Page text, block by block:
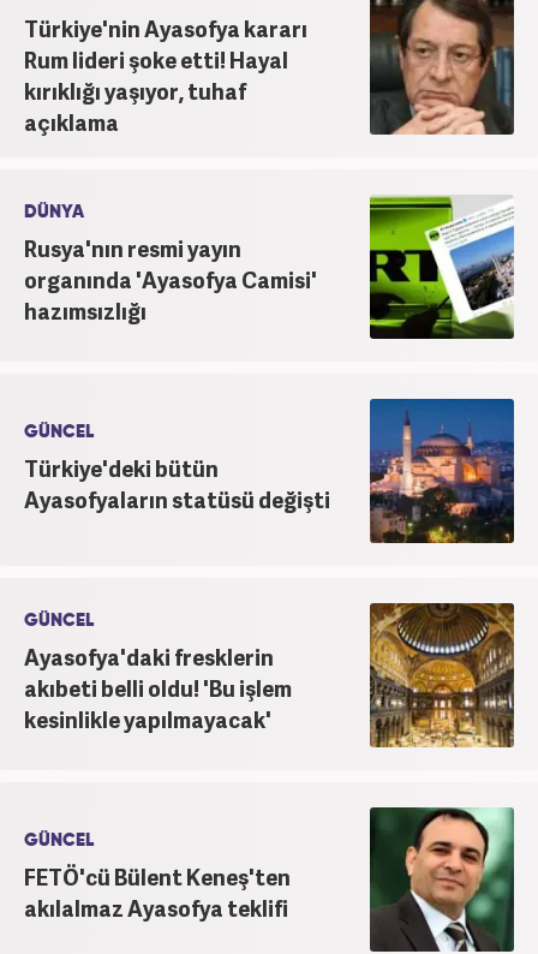
Türkiye'nin Ayasofya kararı
Rum lideri şoke etti! Hayal
kırıklığı yaşıyor, tuhaf
açıklama
DÜNYA
Rusya'nın resmi yayın
organında 'Ayasofya Camisi'
hazımsızlığı
GÜNCEL
Türkiye'deki bütün
Ayasofyaların statüsü değişti
GÜNCEL
Ayasofya'daki fresklerin
akıbeti belli oldu! 'Bu işlem
kesinlikle yapılmayacak'
GÜNCEL
FETÖ'cü Bülent Keneş'ten
akılalmaz Ayasofya teklifi